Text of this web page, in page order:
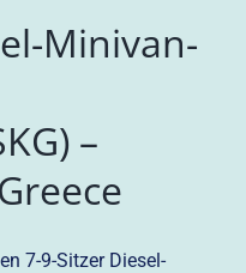
Minivan-
–
7-9-Sitzer Diesel-